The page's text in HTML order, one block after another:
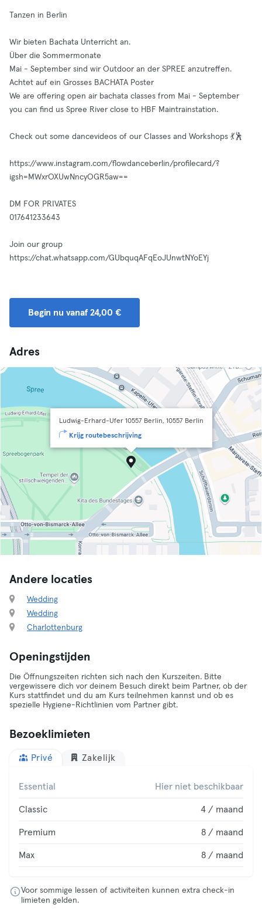
Tanzen in Berlin
Wir bieten Bachata Unterricht an.
Über die Sommermonate
Mai - September sind wir Outdoor an der SPREE anzutreffen.
Achtet auf ein Grosses BACHATA Poster
We are offering open air bachata classes from Mai - September
you can find us Spree River close to HBF Maintrainstation.
Check out some dancevideos of our Classes and Workshops 💃🕺
https://www.instagram.com/flowdanceberlin/profilecard/?
igsh=MWxrOXUwNncyOGR5aw==
DM FOR PRIVATES
017641233643
Join our group
https://chat.whatsapp.com/GUbquqAFqEoJUnwtNYoEYj
Begin nu vanaf 24,00 €
Adres
Ludwig-Erhard-Ufer 10557 Berlin, 10557 Berlin
Krijg routebeschrijving
Andere locaties
Wedding
Wedding
Charlottenburg
Openingstijden
Die Öffnungszeiten richten sich nach den Kurszeiten. Bitte
vergewissere dich vor deinem Besuch direkt beim Partner, ob der
Kurs stattfindet und du am Kurs teilnehmen kannst und ob es
spezielle Hygiene-Richtlinien vom Partner gibt.
Bezoeklimieten
Privé Zakelijk
Essential Hier niet beschikbaar
Classic 4 / maand
Premium 8 / maand
Max 8 / maand
Voor sommige lessen of activiteiten kunnen extra check-in
limieten gelden.